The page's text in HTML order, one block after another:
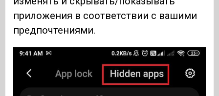
приложения в соответствии с вашими
предпочтениями.